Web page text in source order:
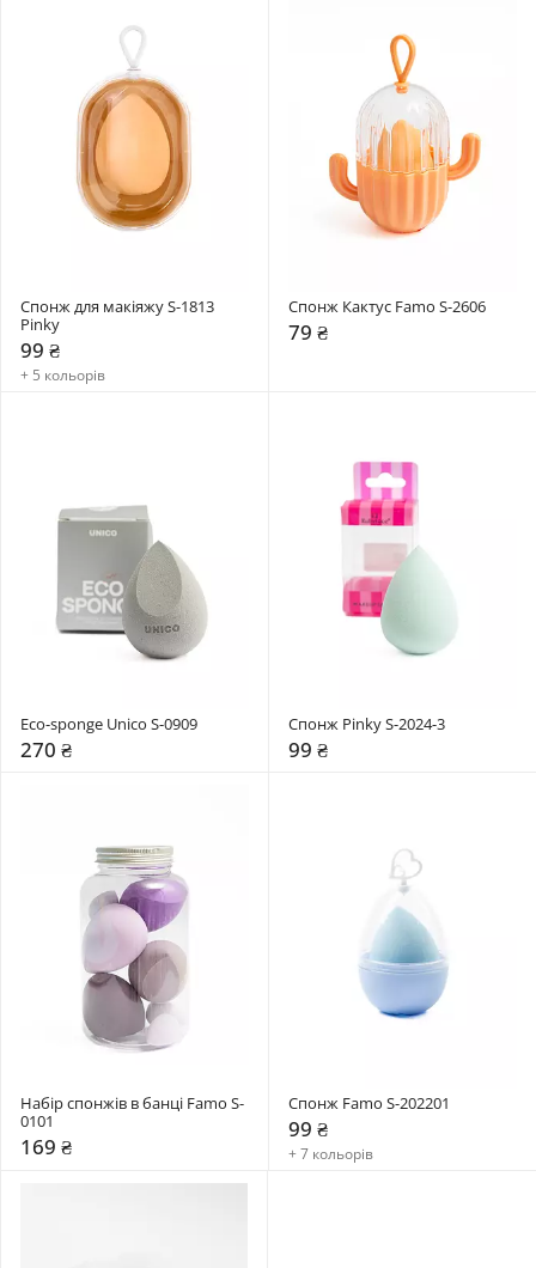
Спонж для макіяжу S-1813
Pinky
99 ₴
+ 5 кольорів
Спонж Кактус Famo S-2606
79 ₴
Eco-sponge Unico S-0909
270 ₴
Спонж Pinky S-2024-3
99 ₴
Набір спонжів в банці Famo S-
0101
169 ₴
Спонж Famo S-202201
99 ₴
+ 7 кольорів